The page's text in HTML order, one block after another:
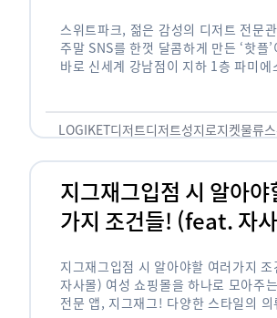
스위트파크, 젊은 감성의 디저트 전문
주말 SNS를 한껏 달콤하게 만든 ‘핫플
바로 신세계 강남점이 지하 1층 파미에
LOGIKET디저트디저트성지로지켓물류
지그재그입점 시 알아야
가지 조건들! (feat. 자
지그재그입점 시 알아야할 여러가지
자사몰) 여성 쇼핑몰을 하나로 모아주
전문 앱, 지그재그! 다양한 스타일의